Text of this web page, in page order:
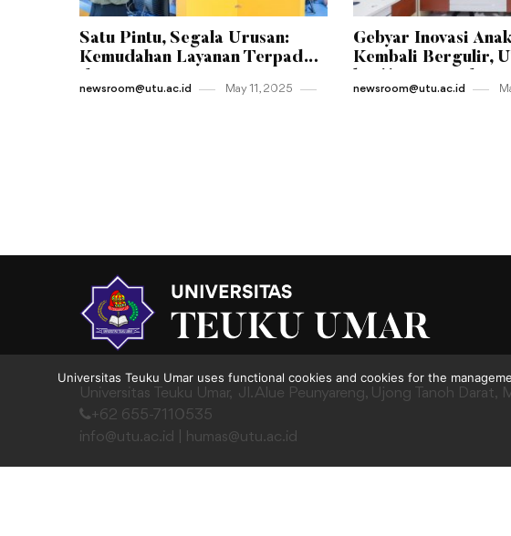
Satu Pintu, Segala Urusan:
Kemudahan Layanan Terpadu
newsroom@utu.ac.id May 11 , 2025
Gebyar Inovasi
Kembali Bergulir,
newsroom@utu.ac.id
Universitas Teuku Umar, Jl. Alue Peunyareng, Ujong Tanoh Darat,
+62 655-7110535
info@utu.ac.id
humas@utu.ac.id
Universitas Teuku Umar uses functional cookies and cookies for the